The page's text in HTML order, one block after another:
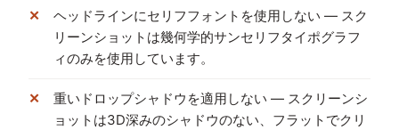
ヘッドラインにセリフフォントを使用しない — スク
リーンショットは幾何学的サンセリフタイポグラフ
ィのみを使用しています。
重いドロップシャドウを適用しない — スクリーンシ
ョットは3D深みのシャドウのない、フラットでクリ